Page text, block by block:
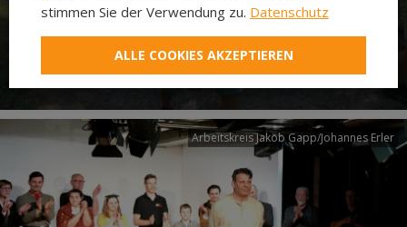
Neuer Pilgerweg Via
Laudato si’
Arbeitskreis Jakob Gapp/Johannes Erler
stimmen Sie der Verwendung zu. Datenschutz
ALLE COOKIES AKZEPTIEREN